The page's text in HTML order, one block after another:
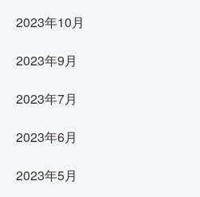
2023年10月
2023年9月
2023年7月
2023年6月
2023年5月